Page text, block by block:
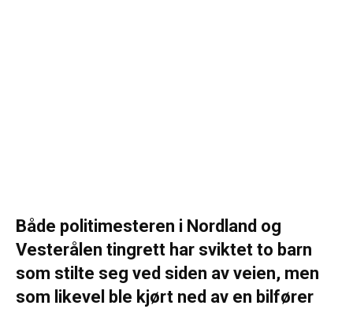
Både politimesteren i Nordland og
Vesterålen tingrett har sviktet to barn
som stilte seg ved siden av veien, men
som likevel ble kjørt ned av en bilfører